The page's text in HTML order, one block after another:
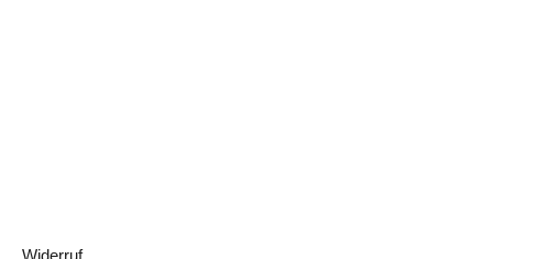
Widerruf